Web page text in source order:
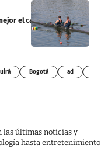
el carácter de un
Bogotá ad
las últimas noticias y
hasta entretenimiento